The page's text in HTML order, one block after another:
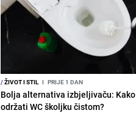
/ŽIVOT I STIL I PRIJE 1 DAN
Bolja alternativa izbjeljivaču: Kako
održati WC školjku čistom?